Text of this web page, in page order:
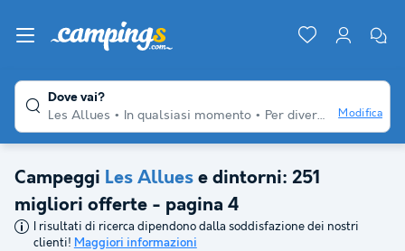
Dove vai?
Les Allues
In qualsiasi momento Per diversi viaggiatori Modifica
Campeggi Les Allues e dintorni: 251
migliori offerte - pagina 4
I risultati di ricerca dipendono dalla soddisfazione dei nostri
clienti! Maggiori informazioni